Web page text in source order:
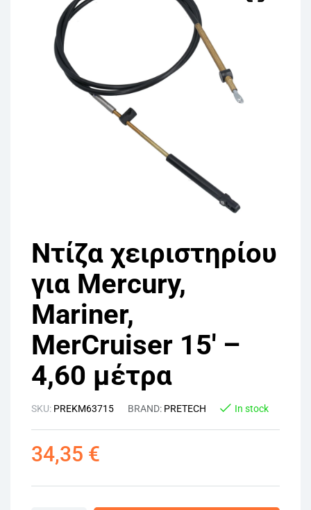
Ντίζα χειριστηρίου
για Mercury,
Mariner,
MerCruiser 15′ –
4,60 μέτρα
SKU: PREKM63715 BRAND: PRETECH In stock
34,35 €